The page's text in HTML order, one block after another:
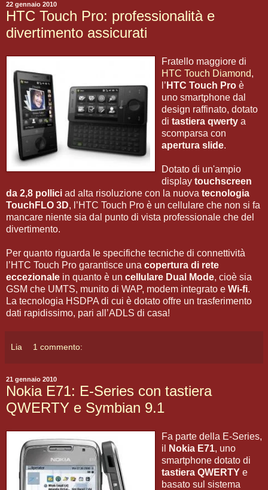
22 gennaio 2010
HTC Touch Pro: professionalità e
divertimento assicurati
Fratello maggiore di
HTC Touch Diamond,
l’ HTC Touch Pro è
uno smartphone dal
design raffinato, dotato
di tastiera qwerty a
scomparsa con
apertura slide.
Dotato di un'ampio
display touchscreen
da 2,8 pollici ad alta risoluzione con la nuova tecnologia
TouchFLO 3D, l’HTC Touch Pro è un cellulare che non si fa
mancare niente sia dal punto di vista professionale che del
divertimento.
Per quanto riguarda le specifiche tecniche di connettività
l’HTC Touch Pro garantisce una copertura di rete
eccezionale in quanto è un cellulare Dual Mode, cioè sia
GSM che UMTS, munito di WAP, modem integrato e Wi-fi.
La tecnologia HSDPA di cui è dotato offre un trasferimento
dati rapidissimo, pari all’ADLS di casa!
Lia 1 commento:
21 gennaio 2010
Nokia E71: E-Series con tastiera
QWERTY e Symbian 9.1
Fa parte della E-Series,
il
Nokia E71, uno
smartphone dotato di
tastiera QWERTY e
basato sul sistema